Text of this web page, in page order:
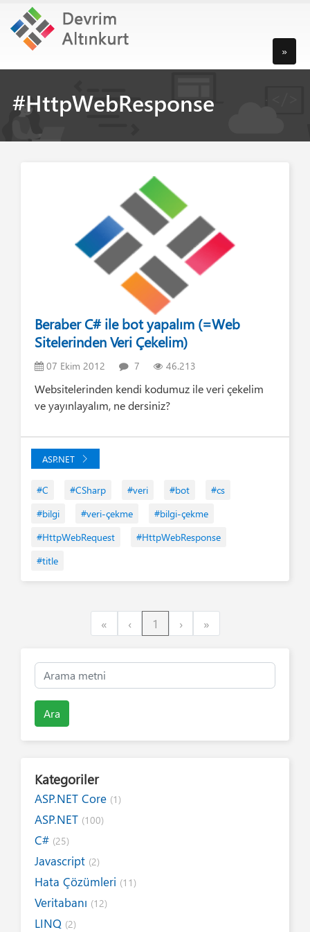
»
#HttpWebResponse
Beraber C# ile bot yapalım (=Web
Sitelerinden Veri Çekelim)
07 Ekim 2012 7 46.213
Websitelerinden kendi kodumuz ile veri çekelim
ve yayınlayalım, ne dersiniz?
ASP.NET
#C #CSharp #veri #bot
#cs
#bilgi
#veri-çekme
#bilgi-çekme
#HttpWebRequest
#HttpWebResponse
#title
«First ‹Previous
1 ›Next»Last
Ara
Kategoriler
ASP.NET Core (1)
ASP.NET (100)
C# (25)
Javascript (2)
Hata Çözümleri (11)
Veritabanı (12)
LINQ (2)